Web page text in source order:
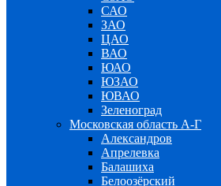
САО
ЗАО
ЦАО
ВАО
ЮАО
ЮЗАО
ЮВАО
Зеленоград
Московская область А-Г
Александров
Апрелевка
Балашиха
Белоозёрский